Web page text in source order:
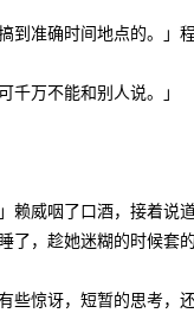
准确时间地点的。」程
万不能和别人说。」
威咽了口酒，接着说
了，趁她迷糊的时候套的
惊讶，短暂的思考，还